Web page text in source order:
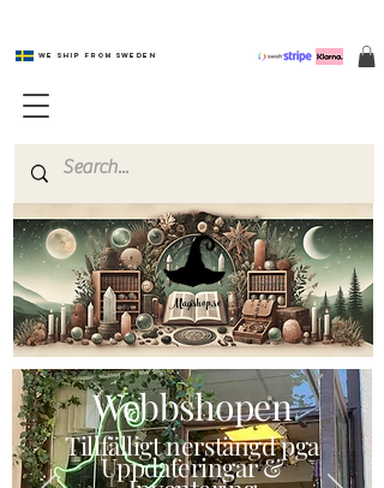
We ship from Sweden
Magishop.se
Webbshopen
Tillfälligt nerstängd pga
Uppdateringar &